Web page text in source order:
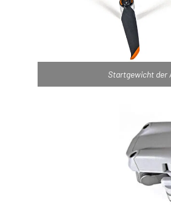
Startgewicht der